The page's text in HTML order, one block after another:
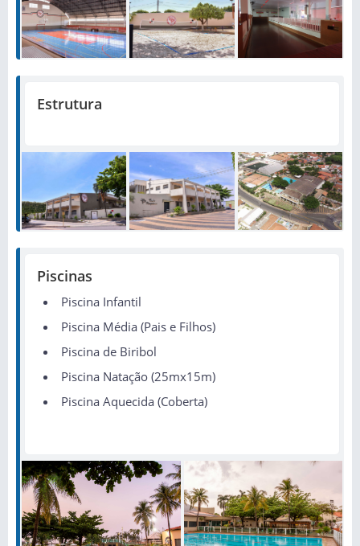
Estrutura
Piscinas
Piscina Infantil
Piscina Média (Pais e Filhos)
Piscina de Biribol
Piscina Natação (25mx15m)
Piscina Aquecida (Coberta)